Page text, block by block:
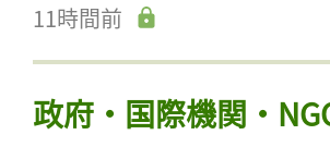
11時間前
政府・国際機関・